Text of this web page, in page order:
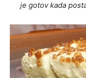
je gotov kada